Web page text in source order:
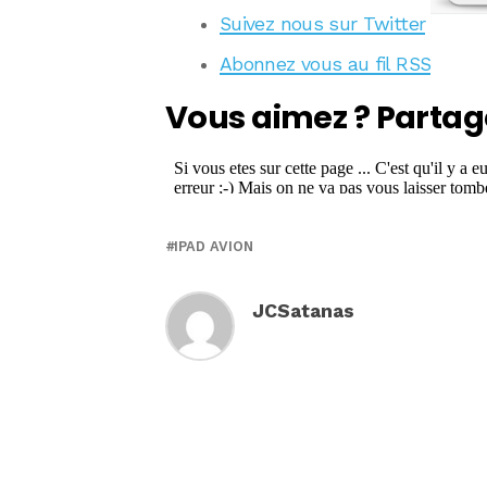
Suivez nous sur Twitter
Abonnez vous au fil RSS
Vous aimez ?
IPAD AVION
JCSatanas